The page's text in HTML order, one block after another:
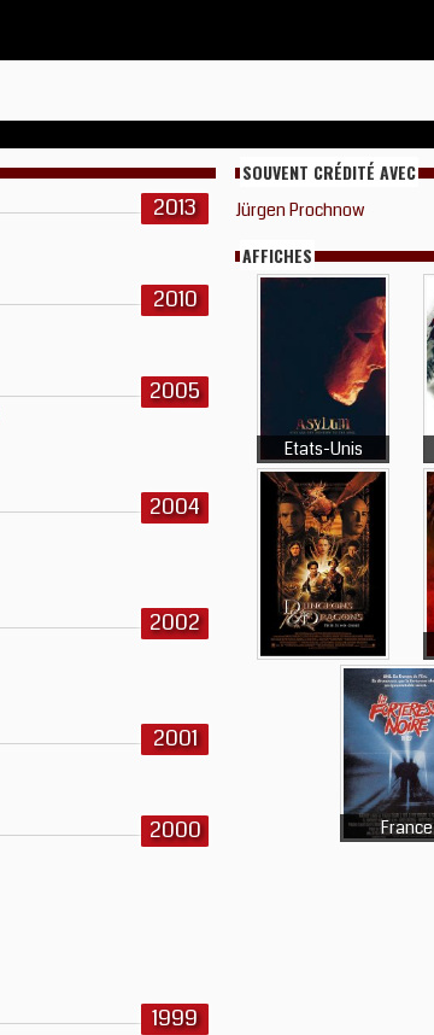
2013
2010
2005
2004
2002
2001
2000
1999
SOUVENT CRÉDITÉ AVEC
Jürgen Prochnow
AFFICHES
Etats-Unis
France